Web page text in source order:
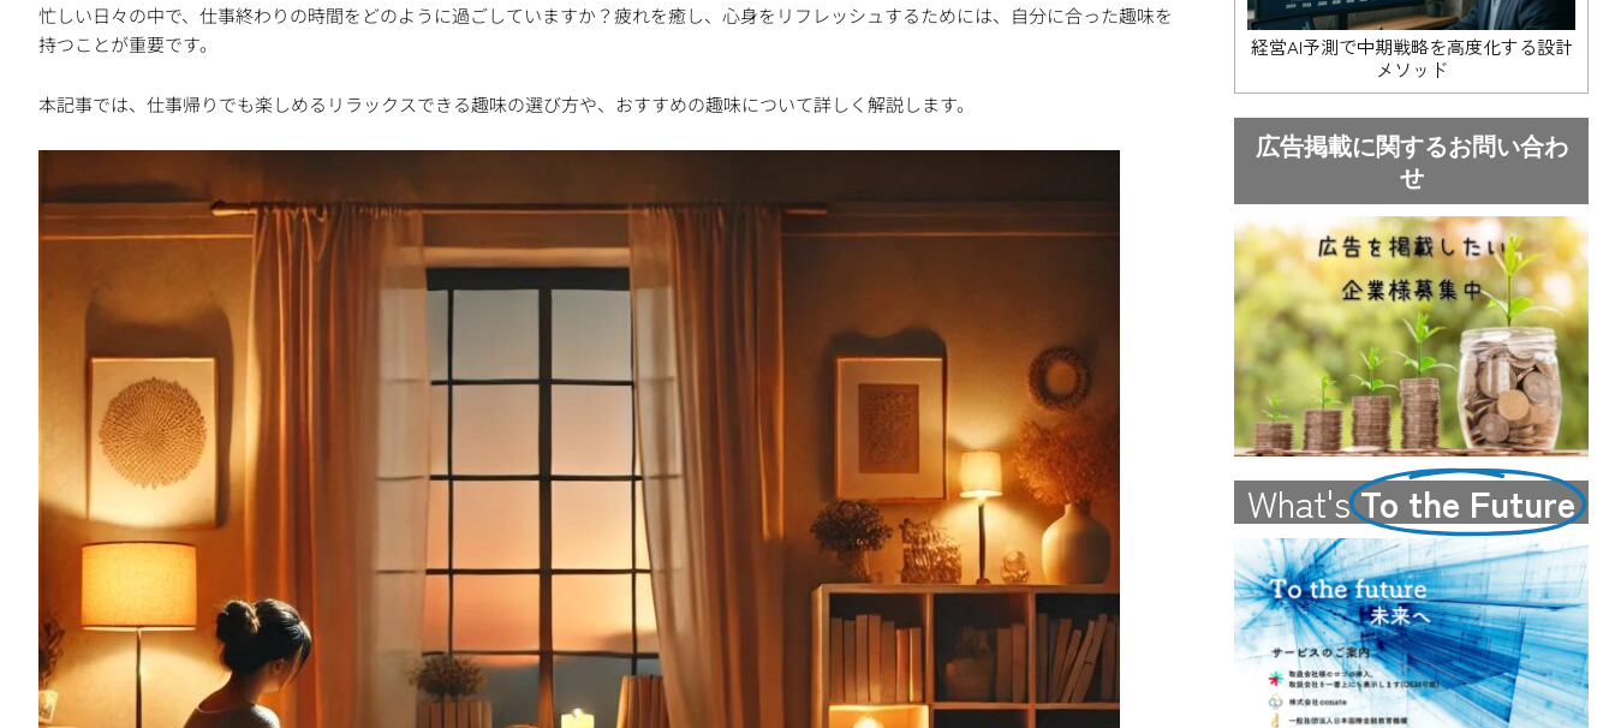
忙しい日々の中で、仕事終わりの時間をどのように過ごしていますか？疲れを癒し、心身をリフレッシュするためには、自分に合った趣味を
持つことが重要です。
本記事では、仕事帰りでも楽しめるリラックスできる趣味の選び方や、おすすめの趣味について詳しく解説します。
経営AI予測で中期戦略を高度化する設計
メソッド
広告掲載に関するお問い合わ
せ
What'sTo the Future